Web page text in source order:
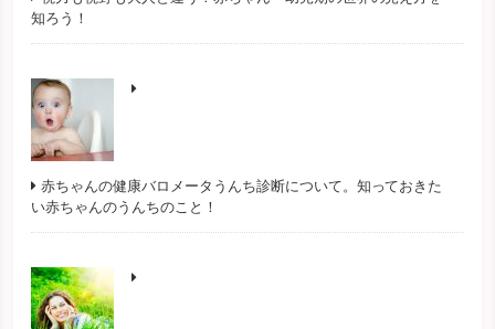
知ろう！
赤ちゃんの健康バロメータうんち診断について。知っておきた
い赤ちゃんのうんちのこと！